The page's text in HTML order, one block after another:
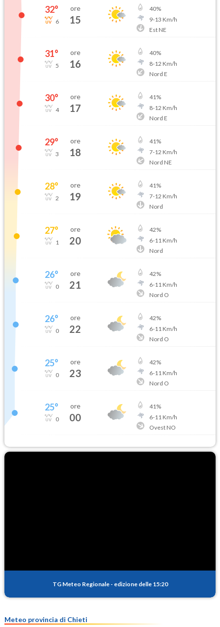
32°
6
ore
15
40%
9-13 Km/h
Est NE
31°
5
ore
16
40%
8-12 Km/h
Nord E
30°
4
ore
17
41%
8-12 Km/h
Nord E
29°
3
ore
18
41%
7-12 Km/h
Nord NE
28°
2
ore
19
41%
7-12 Km/h
Nord
27°
1
ore
20
42%
6-11 Km/h
Nord
26°
0
ore
21
42%
6-11 Km/h
Nord O
26°
0
ore
22
42%
6-11 Km/h
Nord O
25°
0
ore
23
42%
6-11 Km/h
Nord O
25°
0
ore
00
41%
6-11 Km/h
Ovest NO
TG Meteo Regionale - edizione delle 15:20
Meteo provincia di Chieti